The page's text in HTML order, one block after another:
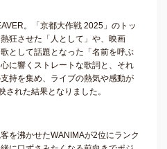
。「京都大作戦 2025」のトッ
狂させた「人として」や、映画
として話題となった「名前を呼ぶ
に響くストレートな歌詞と、それ
持を集め、ライブの熱気や感動が
された結果となりました。
を沸かせたWANIMAが2位にランク